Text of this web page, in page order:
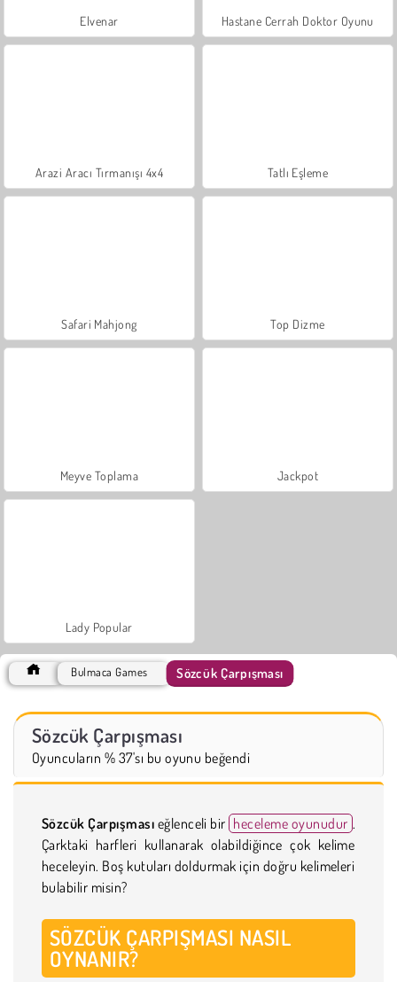
Elvenar Hastane Cerrah Doktor Oyunu
Arazi Aracı Tırmanışı 4x4 Tatlı Eşleme
Safari Mahjong Top Dizme
Meyve Toplama Jackpot
Lady Popular
Bulmaca Games Sözcük Çarpışması
Sözcük Çarpışması
Oyuncuların % 37'sı bu oyunu beğendi
Sözcük Çarpışması eğlenceli bir heceleme oyunudur .
Çarktaki harfleri kullanarak olabildiğince çok kelime
heceleyin. Boş kutuları doldurmak için doğru kelimeleri
bulabilir misin?
SÖZCÜK ÇARPIŞMASI NASIL
OYNANIR?